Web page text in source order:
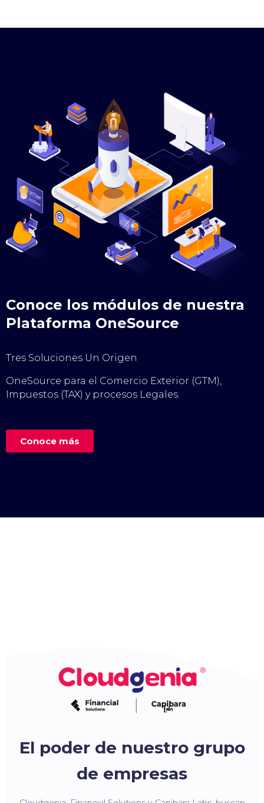
Conoce los módulos de nuestra
Plataforma OneSource
Tres Soluciones Un Origen
OneSource para el Comercio Exterior (GTM),
Impuestos (TAX) y procesos Legales.
Conoce más
El poder de nuestro grupo
de empresas